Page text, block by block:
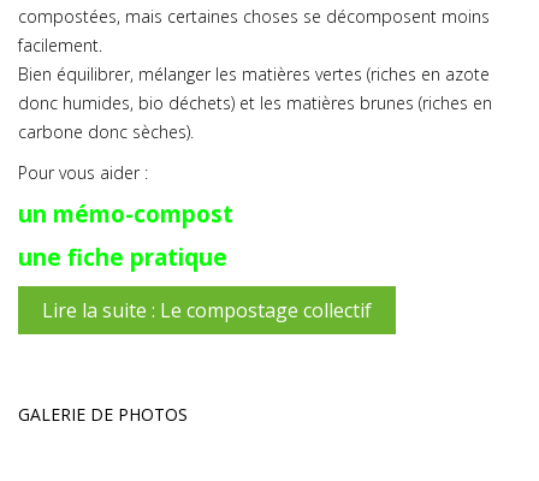
compostées, mais certaines choses se décomposent moins
facilement.
Bien équilibrer, mélanger les matières vertes (riches en azote
donc humides, bio déchets) et les matières brunes (riches en
carbone donc sèches).
Pour vous aider :
un mémo-compost
une fiche pratique
Lire la suite : Le compostage collectif
GALERIE DE PHOTOS